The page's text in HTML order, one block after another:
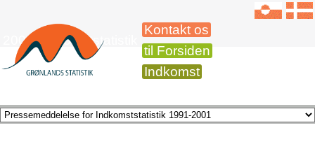
Kontakt os
til Forsiden
Indkomst
2001 Indkomststatistik